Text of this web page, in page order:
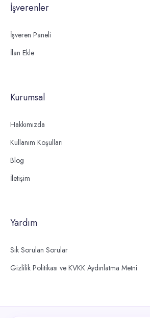
İşverenler
İşveren Paneli
İlan Ekle
Kurumsal
Hakkımızda
Kullanım Koşulları
Blog
İletişim
Yardım
Sık Sorulan Sorular
Gizlilik Politikası ve KVKK Aydınlatma Metni